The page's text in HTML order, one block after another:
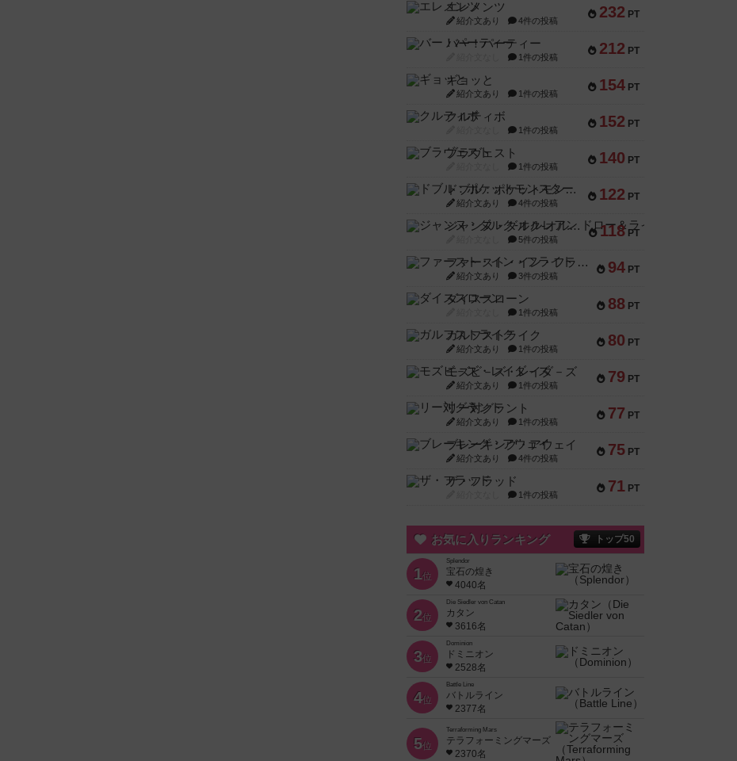
232 PT
エレメンツ
紹介文あり 4件の投稿
212 PT
バー！パーティー
1件の投稿
154 PT
ギョッと
紹介文あり 1件の投稿
152 PT
クルティボ
1件の投稿
140 PT
ブラヴェスト
1件の投稿
122 PT
ドブル：ポケットモンスター
紹介文あり 4件の投稿
118 PT
ジャンヌ・ダルク-オルレアン ドロー＆ライト
5件の投稿
94 PT
ファースト・イン・フライト
紹介文あり 3件の投稿
88 PT
ダイススローン
1件の投稿
80 PT
ガルフストライク
紹介文あり 1件の投稿
79 PT
モズビ－ズ・レイダ－ズ
紹介文あり 1件の投稿
77 PT
リー対グラント
紹介文あり 1件の投稿
75 PT
ブレーキング・アウェイ
紹介文あり 4件の投稿
71 PT
ザ・フラッド
1件の投稿
お気に入りランキング トップ50
1位
Splendor
宝石の煌き
4040名
2位
Die Siedler von Catan
カタン
3616名
3位
Dominion
ドミニオン
2528名
4位
Battle Line
バトルライン
2377名
5位
Terraforming Mars
テラフォーミングマーズ
2370名